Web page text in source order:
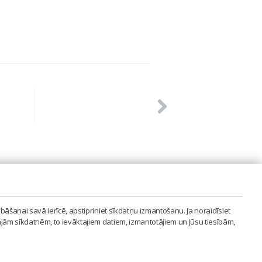
savā ierīcē, apstipriniet sīkdatņu izmantošanu. Ja noraidīsiet
sīkdatnēm, to ievāktajiem datiem, izmantotājiem un Jūsu tiesībām,